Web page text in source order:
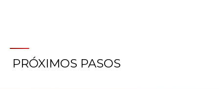
Acerca del Sistema de
PRÓXIMOS PASOS